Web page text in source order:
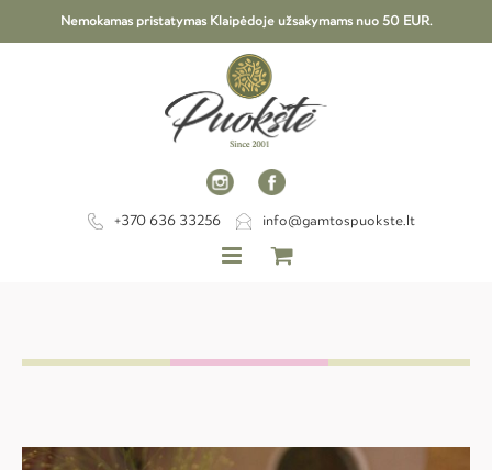
Nemokamas pristatymas Klaipėdoje užsakymams nuo 50 EUR.
+370 636 33256 info@gamtospuokste.lt